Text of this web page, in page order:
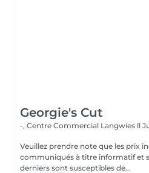
Georgie's Cut
-, Centre Commercial Langwies ll
Veuillez prendre note que les prix
communiqués à titre informatif et
derniers sont susceptibles de...